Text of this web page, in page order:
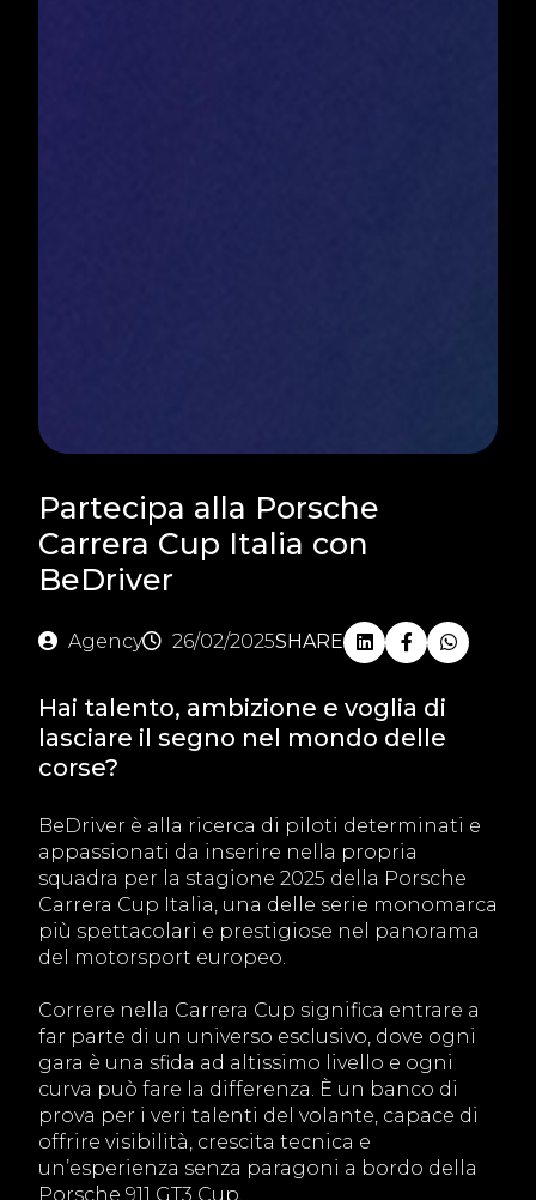
Partecipa alla Porsche
Carrera Cup Italia con
BeDriver
Agency 26/02/2025SHARE
Hai talento, ambizione e voglia di
lasciare il segno nel mondo delle
corse?
BeDriver è alla ricerca di piloti determinati e
appassionati da inserire nella propria
squadra per la stagione 2025 della Porsche
Carrera Cup Italia, una delle serie monomarca
più spettacolari e prestigiose nel panorama
del motorsport europeo.
Correre nella Carrera Cup significa entrare a
far parte di un universo esclusivo, dove ogni
gara è una sfida ad altissimo livello e ogni
curva può fare la differenza. È un banco di
prova per i veri talenti del volante, capace di
offrire visibilità, crescita tecnica e
un’esperienza senza paragoni a bordo della
Porsche 911 GT3 Cup.